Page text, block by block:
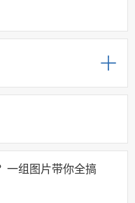
域
一组图片带你全搞